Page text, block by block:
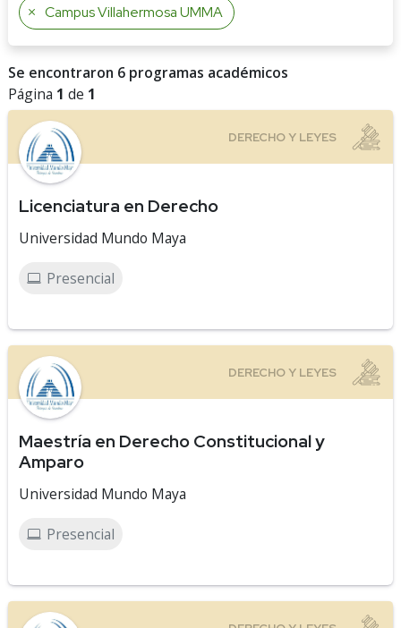
Campus Villahermosa UMMA
Se encontraron 6 programas académicos
Página 1 de 1
Licenciatura en Derecho
Universidad Mundo Maya
Presencial
Maestría en Derecho Constitucional y
Amparo
Universidad Mundo Maya
Presencial